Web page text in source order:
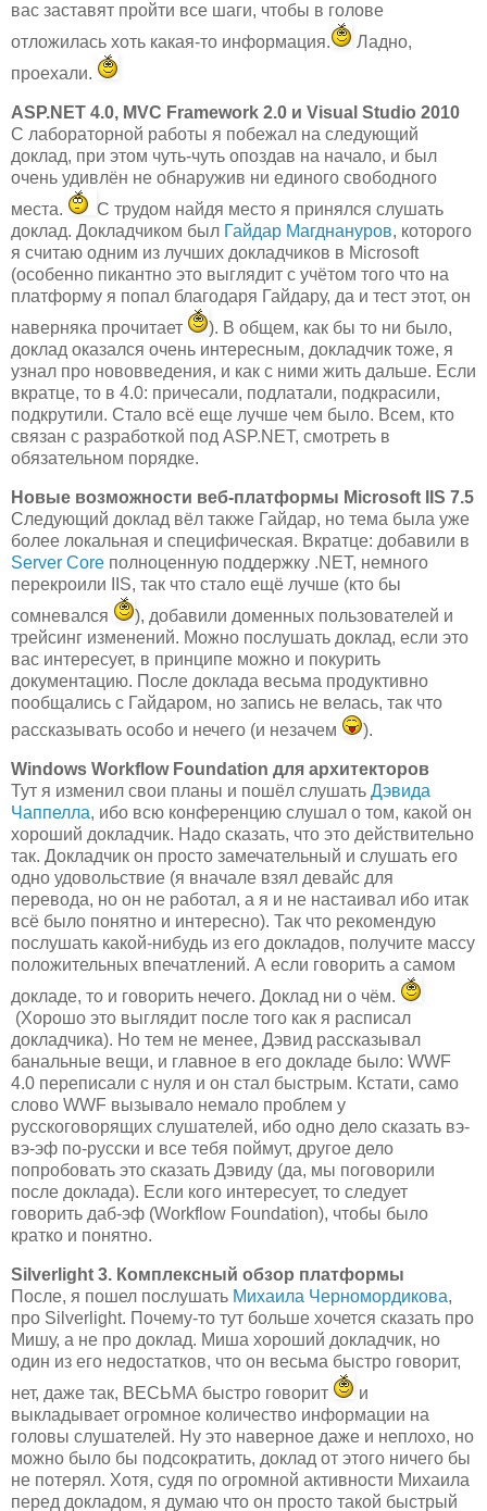
вас заставят пройти все шаги, чтобы в голове
отложилась хоть какая-то информация.
Ладно,
проехали.
ASP.NET 4.0, MVC Framework 2.0 и Visual Studio 2010
С лабораторной работы я побежал на следующий
доклад, при этом чуть-чуть опоздав на начало, и был
очень удивлён не обнаружив ни единого свободного
места.
С трудом найдя место я принялся слушать
доклад. Докладчиком был Гайдар Магднануров, которого
я считаю одним из лучших докладчиков в Microsoft
(особенно пикантно это выглядит с учётом того что на
платформу я попал благодаря Гайдару, да и тест этот, он
наверняка прочитает
). В общем, как бы то ни было,
доклад оказался очень интересным, докладчик тоже, я
узнал про нововведения, и как с ними жить дальше. Если
вкратце, то в 4.0: причесали, подлатали, подкрасили,
подкрутили. Стало всё еще лучше чем было. Всем, кто
связан с разработкой под ASP.NET, смотреть в
обязательном порядке.
Новые возможности веб-платформы Microsoft IIS 7.5
Следующий доклад вёл также Гайдар, но тема была уже
более локальная и специфическая. Вкратце: добавили в
Server Core полноценную поддержку .NET, немного
перекроили IIS, так что стало ещё лучше (кто бы
сомневался
), добавили доменных пользователей и
трейсинг изменений. Можно послушать доклад, если это
вас интересует, в принципе можно и покурить
документацию. После доклада весьма продуктивно
пообщались с Гайдаром, но запись не велась, так что
рассказывать особо и нечего (и незачем
).
Windows Workflow Foundation для архитекторов
Тут я изменил свои планы и пошёл слушать Дэвида
Чаппелла, ибо всю конференцию слушал о том, какой он
хороший докладчик. Надо сказать, что это действительно
так. Докладчик он просто замечательный и слушать его
одно удовольствие (я вначале взял девайс для
перевода, но он не работал, а я и не настаивал ибо итак
всё было понятно и интересно). Так что рекомендую
послушать какой-нибудь из его докладов, получите массу
положительных впечатлений. А если говорить а самом
докладе, то и говорить нечего. Доклад ни о чём.
(Хорошо это выглядит после того как я расписал
докладчика). Но тем не менее, Дэвид рассказывал
банальные вещи, и главное в его докладе было: WWF
4.0 переписали с нуля и он стал быстрым. Кстати, само
слово WWF вызывало немало проблем у
русскоговорящих слушателей, ибо одно дело сказать вэ-
вэ-эф по-русски и все тебя поймут, другое дело
попробовать это сказать Дэвиду (да, мы поговорили
после доклада). Если кого интересует, то следует
говорить даб-эф (Workflow Foundation), чтобы было
кратко и понятно.
Silverlight 3. Комплексный обзор платформы
После, я пошел послушать Михаила Черномордикова,
про Silverlight. Почему-то тут больше хочется сказать про
Мишу, а не про доклад. Миша хороший докладчик, но
один из его недостатков, что он весьма быстро говорит,
нет, даже так, ВЕСЬМА быстро говорит
и
выкладывает огромное количество информации на
головы слушателей. Ну это наверное даже и неплохо, но
можно было бы подсократить, доклад от этого ничего бы
не потерял. Хотя, судя по огромной активности Михаила
перед докладом, я думаю что он просто такой быстрый